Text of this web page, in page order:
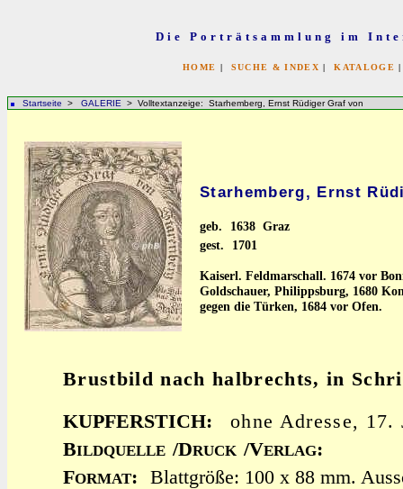
Die Porträtsammlung im
HOME | SUCHE & INDEX |KATALOGE
Startseite > GALERIE > Volltextanzeige: Starhemberg, Ernst Rüdiger Graf von
Starhemberg, Ernst
geb.
1638 Graz
gest.
1701
Kaiserl. Feldmarschall. 1674 vor
Goldschauer, Philippsburg, 1680
gegen die Türken, 1684 vor Ofen.
Brustbild nach halbrechts, in
KUPFERSTICH:
ohne Adresse,
BILDQUELLE /DRUCK /VERLAG:
FORMAT:
Blattgröße: 100 x 88 mm.